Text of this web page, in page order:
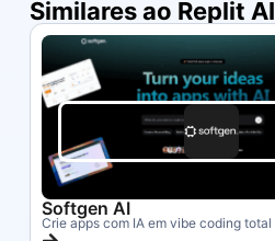
Similares ao Replit AI
Softgen AI
Crie apps com IA em vibe coding total